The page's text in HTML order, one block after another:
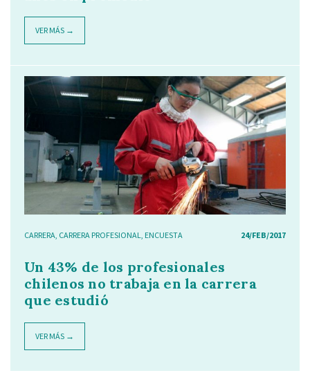
VER MÁS →
CARRERA CARRERA PROFESIONAL ENCUESTA 24/FEB/2017
Un 43% de los profesionales
chilenos no trabaja en la carrera
que estudió
VER MÁS →